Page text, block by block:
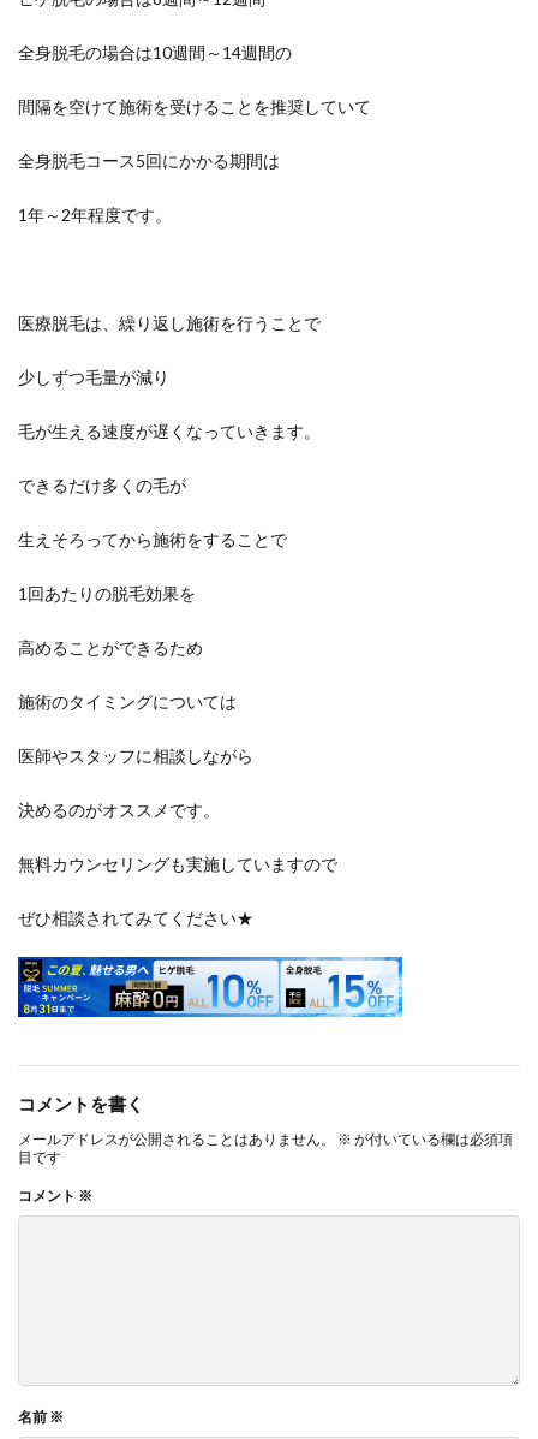
全身脱毛の場合は10週間～14週間の
間隔を空けて施術を受けることを推奨していて
全身脱毛コース5回にかかる期間は
1年～2年程度です。
医療脱毛は、繰り返し施術を行うことで
少しずつ毛量が減り
毛が生える速度が遅くなっていきます。
できるだけ多くの毛が
生えそろってから施術をすることで
1回あたりの脱毛効果を
高めることができるため
施術のタイミングについては
医師やスタッフに相談しながら
決めるのがオススメです。
無料カウンセリングも実施していますので
ぜひ相談されてみてください★
コメントを書く
メールアドレスが公開されることはありません。 ※ が付いている欄は必須項
目です
コメント ※
名前 ※